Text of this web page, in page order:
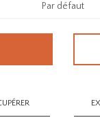
Par défaut